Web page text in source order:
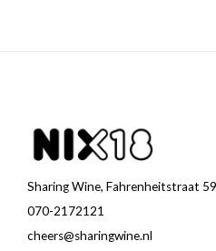
Sharing Wine, Fahrenheitstraat
070-2172121
cheers@sharingwine.nl